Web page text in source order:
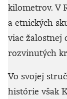
kilometrov. V
a etnických
viac žalostnej
rozvinutých
Vo svojej
histórie však